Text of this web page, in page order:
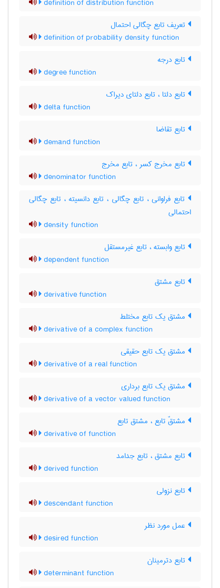
definition of distribution function
تعریف تابع چگالی احتمال
definition of probability density function
تابع درجه
degree function
تابع دلتا ، تابع دلتای دیراک
delta function
تابع تقاضا
demand function
تابع مخرج کسر ، تابع مخرج
denominator function
تابع فراوانی ، تابع چگالی ، تابع دانسیته ، تابع چگالی
احتمالی
density function
تابع وابسته ، تابع غیرمستقل
dependent function
تابع مشتق
derivative function
مشتق یک تابع مختلط
derivative of a complex function
مشتق یک تابع حقیقی
derivative of a real function
مشتق یک تابع برداری
derivative of a vector valued function
مشتقّ تابع ، مشتق تابع
derivative of function
تابع مشتق ، تابع جدامد
derived function
تابع نزولی
descendant function
عمل مورد نظر
desired function
تابع دترمینان
determinant function